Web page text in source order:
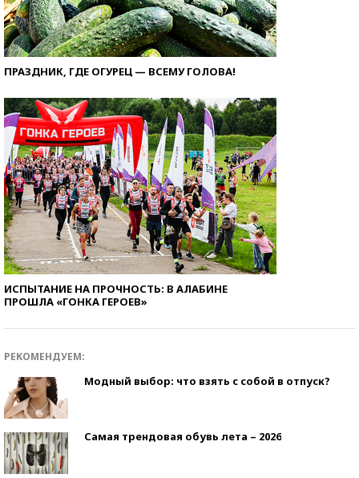
ПРАЗДНИК, ГДЕ ОГУРЕЦ — ВСЕМУ ГОЛОВА!
ИСПЫТАНИЕ НА ПРОЧНОСТЬ: В АЛАБИНЕ
ПРОШЛА «ГОНКА ГЕРОЕВ»
РЕКОМЕНДУЕМ:
Модный выбор: что взять с собой в отпуск?
Самая трендовая обувь лета – 2026